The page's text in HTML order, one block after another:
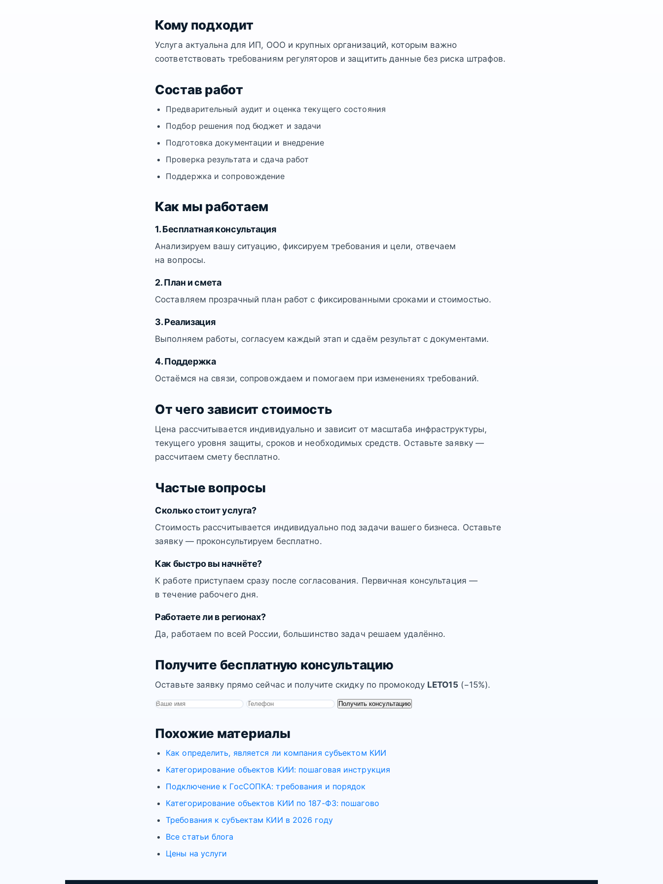
Кому подходит
Услуга актуальна для ИП, ООО и крупных организаций, которым важно
соответствовать требованиям регуляторов и защитить данные без риска штрафов.
Состав работ
Предварительный аудит и оценка текущего состояния
Подбор решения под бюджет и задачи
Подготовка документации и внедрение
Проверка результата и сдача работ
Поддержка и сопровождение
Как мы работаем
1. Бесплатная консультация
Анализируем вашу ситуацию, фиксируем требования и цели, отвечаем
на вопросы.
2. План и смета
Составляем прозрачный план работ с фиксированными сроками и стоимостью.
3. Реализация
Выполняем работы, согласуем каждый этап и сдаём результат с документами.
4. Поддержка
Остаёмся на связи, сопровождаем и помогаем при изменениях требований.
От чего зависит стоимость
Цена рассчитывается индивидуально и зависит от масштаба инфраструктуры,
текущего уровня защиты, сроков и необходимых средств. Оставьте заявку —
рассчитаем смету бесплатно.
Частые вопросы
Сколько стоит услуга?
Стоимость рассчитывается индивидуально под задачи вашего бизнеса. Оставьте
заявку — проконсультируем бесплатно.
Как быстро вы начнёте?
К работе приступаем сразу после согласования. Первичная консультация —
в течение рабочего дня.
Работаете ли в регионах?
Да, работаем по всей России, большинство задач решаем удалённо.
Получите бесплатную консультацию
Оставьте заявку прямо сейчас и получите скидку по промокоду LETO15 (−15%).
Получить консультацию
Похожие материалы
Как определить, является ли компания субъектом КИИ
Категорирование объектов КИИ: пошаговая инструкция
Подключение к ГосСОПКА: требования и порядок
Категорирование объектов КИИ по 187-ФЗ: пошагово
Требования к субъектам КИИ в 2026 году
Все статьи блога
Цены на услуги